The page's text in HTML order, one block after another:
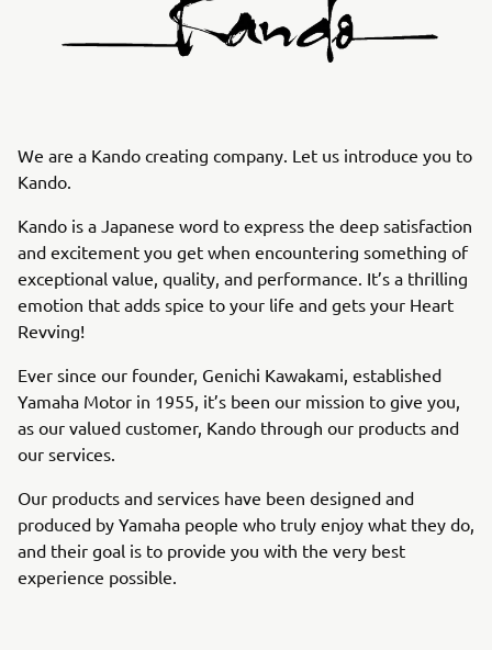
We are a Kando creating company. Let us introduce you to
Kando.
Kando is a Japanese word to express the deep satisfaction
and excitement you get when encountering something of
exceptional value, quality, and performance. It’s a thrilling
emotion that adds spice to your life and gets your Heart
Revving!
Ever since our founder, Genichi Kawakami, established
Yamaha Motor in 1955, it’s been our mission to give you,
as our valued customer, Kando through our products and
our services.
Our products and services have been designed and
produced by Yamaha people who truly enjoy what they do,
and their goal is to provide you with the very best
experience possible.